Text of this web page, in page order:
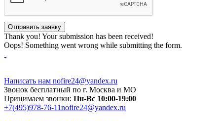
Thank you! Your submission has been received!
Oops! Something went wrong while submitting the form.
Написать нам nofire24@yandex.ru
Звонок бесплатный по г. Москва и МО
Принимаем звонки: Пн-Вс 10:00-19:00
+7(495)978-76-11nofire24@yandex.ru